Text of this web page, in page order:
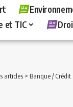
et TIC
articles > Banque / Crédit